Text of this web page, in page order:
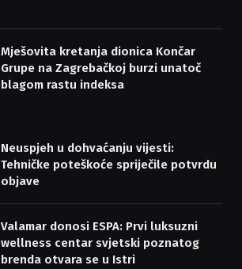
Mješovita kretanja dionica Končar
Grupe na Zagrebačkoj burzi unatoč
blagom rastu indeksa
Neuspjeh u dohvaćanju vijesti:
Tehničke poteškoće spriječile potvrdu
objave
Valamar donosi ESPA: Prvi luksuzni
wellness centar svjetski poznatog
brenda otvara se u Istri